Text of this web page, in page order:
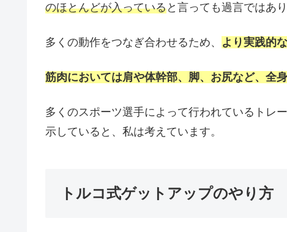
のほとんどが入っていると言っても過言ではあり
多くの動作をつなぎ合わせるため、 より実践的
筋肉においては肩や体幹部、脚、お尻など、全
多くのスポーツ選手によって行われているトレ
示していると、私は考えています。
トルコ式ゲットアップのやり方